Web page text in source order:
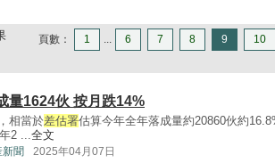
頁數： 1 ... 6 7 8 9 10
量1624伙 按月跌14%
相當於差估署估算今年全年落成量約20860伙約
2 ...全文
新聞 2025年04月07日